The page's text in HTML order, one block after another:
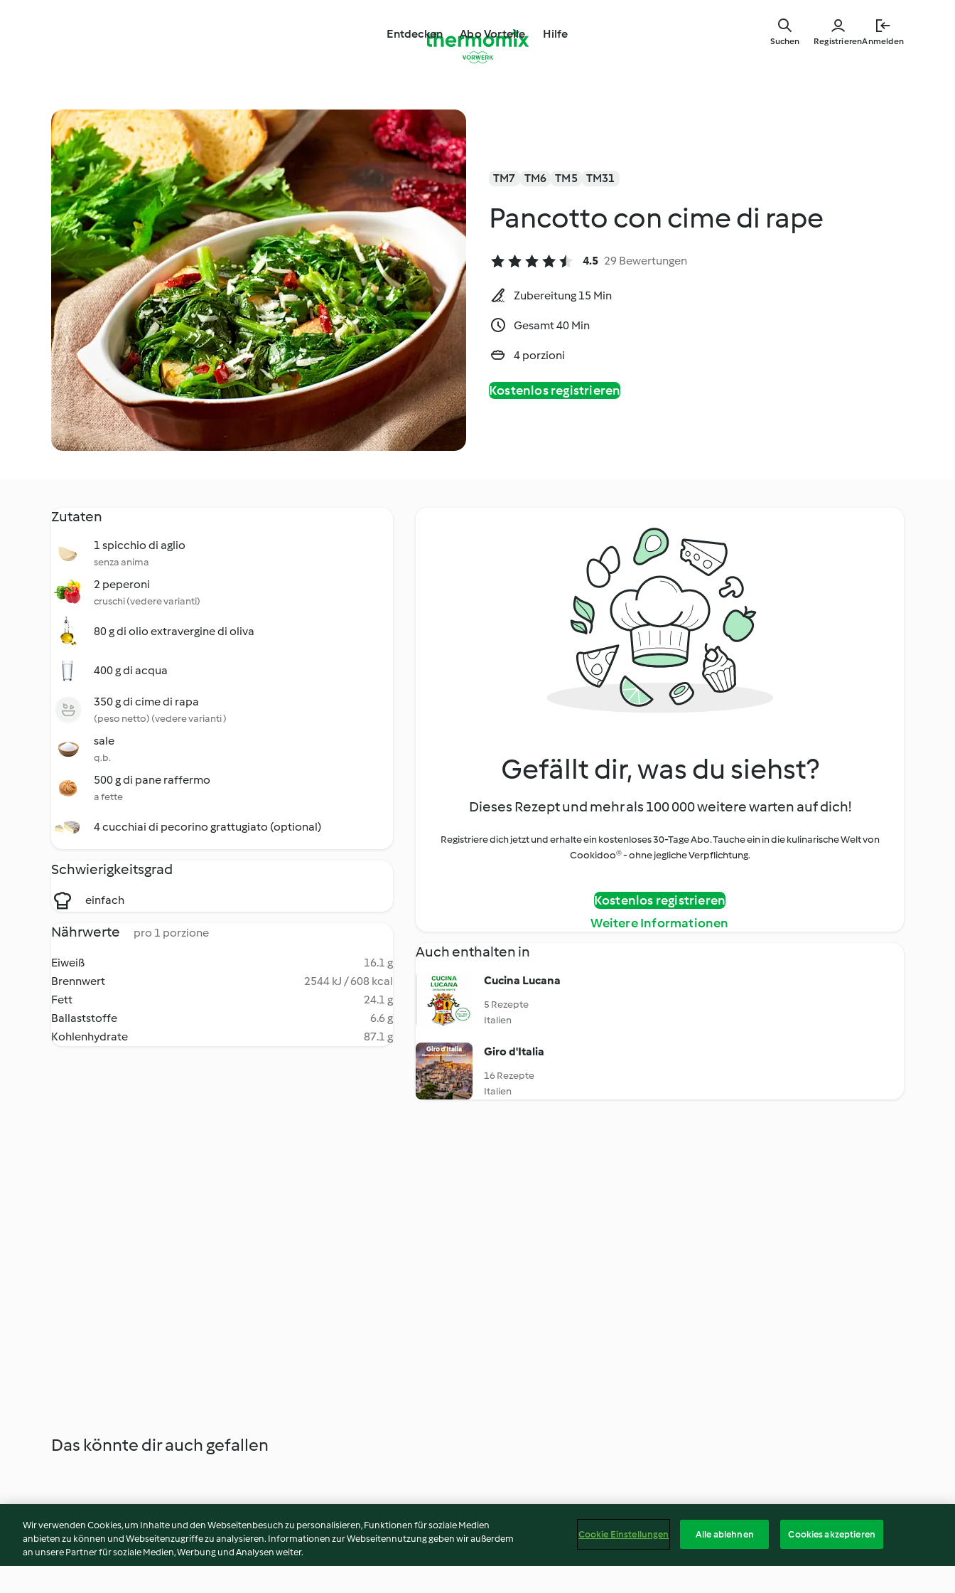
Entdecken Abo Vorteile Hilfe
RegistrierenAnmelden
Suchen
TM7 TM6 TM5 TM31
Pancotto con cime di rape
4.5 29 Bewertungen
Zubereitung 15 Min
Gesamt 40 Min
4 porzioni
Kostenlos registrieren
Zutaten
1 spicchio di aglio
senza anima
2 peperoni
cruschi (vedere varianti)
80 g di olio extravergine di oliva
400 g di acqua
350 g di cime di rapa
(peso netto) (vedere varianti )
sale
q.b.
500 g di pane raffermo
a fette
4 cucchiai di pecorino grattugiato (optional)
Schwierigkeitsgrad
einfach
Nährwerte pro 1 porzione
Eiweiß
16.1 g
Brennwert
2544 kJ / 608 kcal
Fett
24.1 g
Ballaststoffe
6.6 g
Kohlenhydrate
87.1 g
Gefällt dir, was du siehst?
Dieses Rezept und mehr als 100 000 weitere warten auf dich!
Registriere dich jetzt und erhalte ein kostenloses 30-Tage Abo. Tauche ein in die kulinarische Welt von
Cookidoo® - ohne jegliche Verpflichtung.
Kostenlos registrieren
Weitere Informationen
Auch enthalten in
Cucina Lucana
5 Rezepte
Italien
Giro d'Italia
16 Rezepte
Italien
Das könnte dir auch gefallen
Wir verwenden Cookies, um Inhalte und den Webseitenbesuch zu personalisieren, Funktionen für soziale Medien
anbieten zu können und Webseitenzugriffe zu analysieren. Informationen zur Webseitennutzung geben wir außerdem
an unsere Partner für soziale Medien, Werbung und Analysen weiter.
Cookie Einstellungen Alle ablehnen Cookies akzeptieren